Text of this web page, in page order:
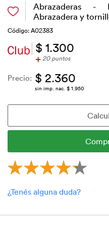
Abrazaderas -
Abrazadera y
Código: A02383
$ 1.300
+20 puntos
Precio: $ 2.360
sin imp. nac. $ 1.950